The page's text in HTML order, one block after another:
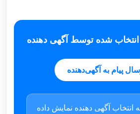
انتخاب شده توسط آگهی دهنده
پیام به آگهی‌دهنده
آگهی دهنده نمایش داده